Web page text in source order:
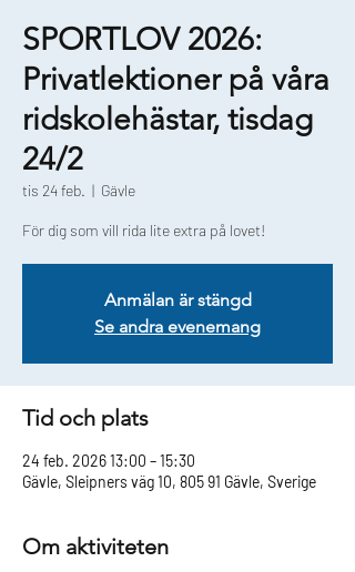
SPORTLOV 2026:
Privatlektioner på våra
ridskolehästar, tisdag
24/2
tis 24 feb.
  |
Gävle
För dig som vill rida lite extra på lovet!
Anmälan är stängd
Se andra evenemang
Tid och plats
24 feb. 2026 13:00 – 15:30
Gävle, Sleipners väg 10, 805 91 Gävle, Sverige
Om aktiviteten